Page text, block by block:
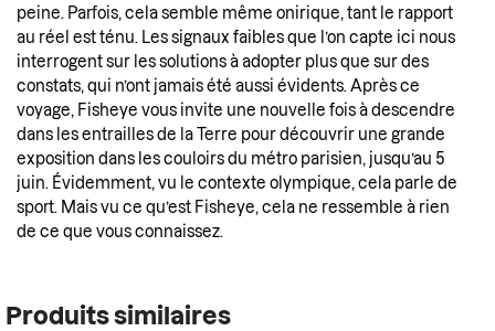
peine. Parfois, cela semble même onirique, tant le rapport
au réel est ténu. Les signaux faibles que l’on capte ici nous
interrogent sur les solutions à adopter plus que sur des
constats, qui n’ont jamais été aussi évidents. Après ce
voyage, Fisheye vous invite une nouvelle fois à descendre
dans les entrailles de la Terre pour découvrir une grande
exposition dans les couloirs du métro parisien, jusqu’au 5
juin. Évidemment, vu le contexte olympique, cela parle de
sport. Mais vu ce qu’est Fisheye, cela ne ressemble à rien
de ce que vous connaissez.
Produits similaires